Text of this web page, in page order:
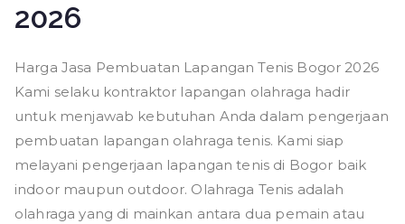
2026
Harga Jasa Pembuatan Lapangan Tenis Bogor 2026
Kami selaku kontraktor lapangan olahraga hadir
untuk menjawab kebutuhan Anda dalam pengerjaan
pembuatan lapangan olahraga tenis. Kami siap
melayani pengerjaan lapangan tenis di Bogor baik
indoor maupun outdoor. Olahraga Tenis adalah
olahraga yang di mainkan antara dua pemain atau